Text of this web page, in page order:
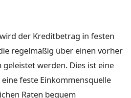
der Kreditbetrag in festen
regelmäßig über einen vorher
werden. Dies ist eine
feste Einkommensquelle
Raten bequem